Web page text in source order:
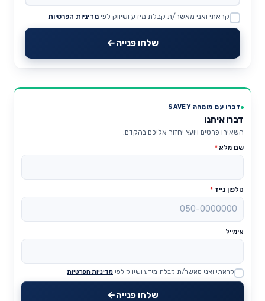
Website
קראתי ואני מאשר/ת קבלת מידע ושיווק לפי מדיניות הפרטיות
שלחו פנייה
דברו עם מומחה SAVEY
דברו איתנו
השאירו פרטים ויועץ יחזור אליכם בהקדם.
שם מלא*
טלפון נייד *
אימייל
Website
קראתי ואני מאשר/ת קבלת מידע ושיווק לפי מדיניות הפרטיות
שלחו פנייה